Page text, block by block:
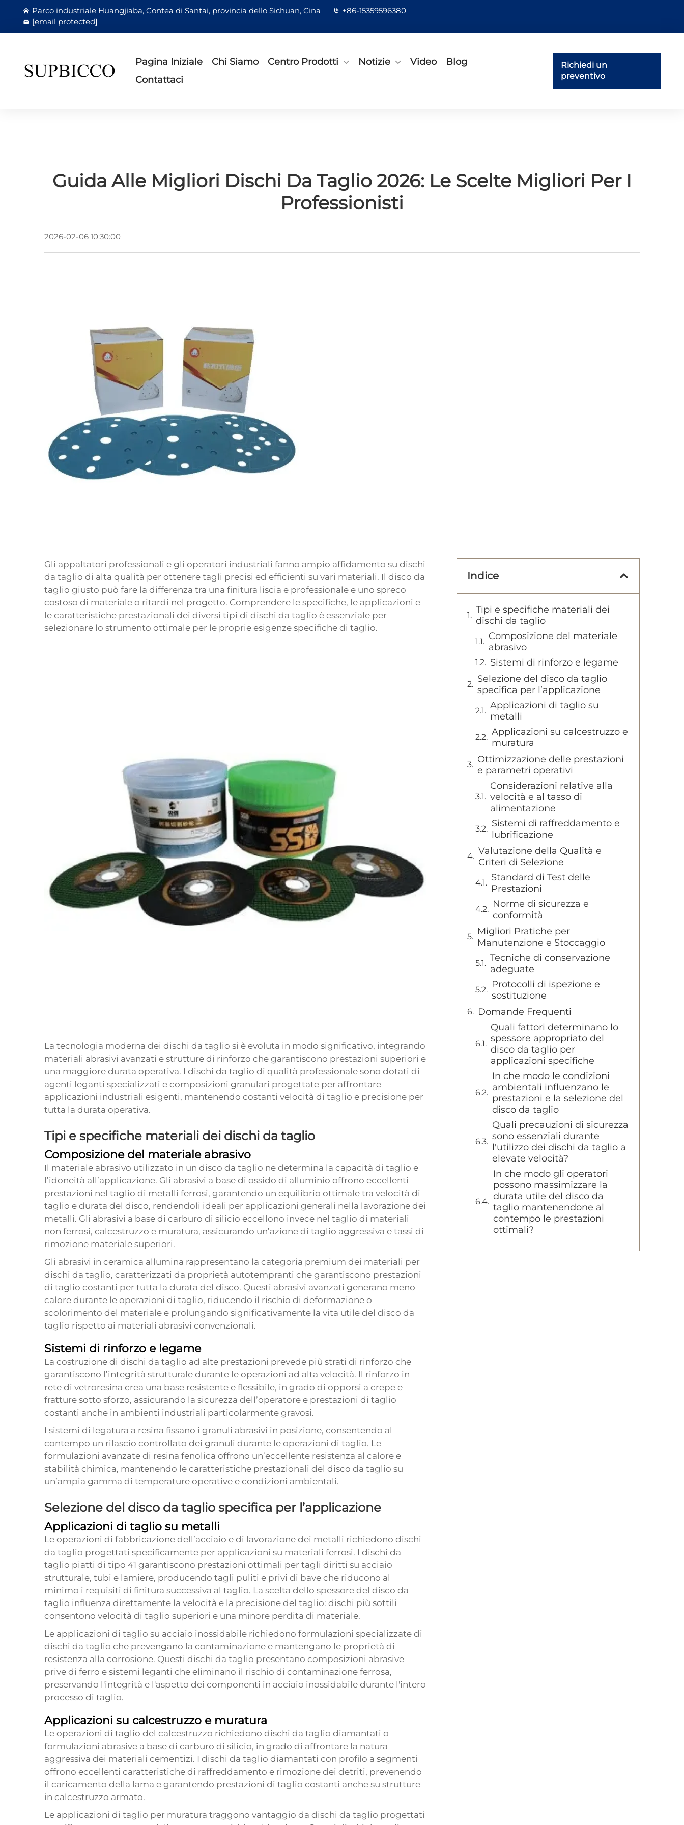
Parco industriale Huangjiaba, Contea di Santai, provincia dello Sichuan, Cina
+86-15359596380
[email protected]
Pagina Iniziale Chi Siamo Centro Prodotti Notizie Video
Blog
Contattaci
Richiedi un
preventivo
Guida Alle Migliori Dischi Da Taglio 2026: Le Scelte Migliori Per I
Professionisti
2026-02-06 10:30:00
Gli appaltatori professionali e gli operatori industriali fanno ampio affidamento su dischi
da taglio di alta qualità per ottenere tagli precisi ed efficienti su vari materiali. Il disco da
taglio giusto può fare la differenza tra una finitura liscia e professionale e uno spreco
costoso di materiale o ritardi nel progetto. Comprendere le specifiche, le applicazioni e
le caratteristiche prestazionali dei diversi tipi di dischi da taglio è essenziale per
selezionare lo strumento ottimale per le proprie esigenze specifiche di taglio.
La tecnologia moderna dei dischi da taglio si è evoluta in modo significativo, integrando
materiali abrasivi avanzati e strutture di rinforzo che garantiscono prestazioni superiori e
una maggiore durata operativa. I dischi da taglio di qualità professionale sono dotati di
agenti leganti specializzati e composizioni granulari progettate per affrontare
applicazioni industriali esigenti, mantenendo costanti velocità di taglio e precisione per
tutta la durata operativa.
Tipi e specifiche materiali dei dischi da taglio
Composizione del materiale abrasivo
Il materiale abrasivo utilizzato in un disco da taglio ne determina la capacità di taglio e
l’idoneità all’applicazione. Gli abrasivi a base di ossido di alluminio offrono eccellenti
prestazioni nel taglio di metalli ferrosi, garantendo un equilibrio ottimale tra velocità di
taglio e durata del disco, rendendoli ideali per applicazioni generali nella lavorazione dei
metalli. Gli abrasivi a base di carburo di silicio eccellono invece nel taglio di materiali
non ferrosi, calcestruzzo e muratura, assicurando un’azione di taglio aggressiva e tassi di
rimozione materiale superiori.
Gli abrasivi in ceramica allumina rappresentano la categoria premium dei materiali per
dischi da taglio, caratterizzati da proprietà autotempranti che garantiscono prestazioni
di taglio costanti per tutta la durata del disco. Questi abrasivi avanzati generano meno
calore durante le operazioni di taglio, riducendo il rischio di deformazione o
scolorimento del materiale e prolungando significativamente la vita utile del disco da
taglio rispetto ai materiali abrasivi convenzionali.
Sistemi di rinforzo e legame
La costruzione di dischi da taglio ad alte prestazioni prevede più strati di rinforzo che
garantiscono l’integrità strutturale durante le operazioni ad alta velocità. Il rinforzo in
rete di vetroresina crea una base resistente e flessibile, in grado di opporsi a crepe e
fratture sotto sforzo, assicurando la sicurezza dell’operatore e prestazioni di taglio
costanti anche in ambienti industriali particolarmente gravosi.
I sistemi di legatura a resina fissano i granuli abrasivi in posizione, consentendo al
contempo un rilascio controllato dei granuli durante le operazioni di taglio. Le
formulazioni avanzate di resina fenolica offrono un’eccellente resistenza al calore e
stabilità chimica, mantenendo le caratteristiche prestazionali del disco da taglio su
un’ampia gamma di temperature operative e condizioni ambientali.
Selezione del disco da taglio specifica per l’applicazione
Applicazioni di taglio su metalli
Le operazioni di fabbricazione dell’acciaio e di lavorazione dei metalli richiedono dischi
da taglio progettati specificamente per applicazioni su materiali ferrosi. I dischi da
taglio piatti di tipo 41 garantiscono prestazioni ottimali per tagli diritti su acciaio
strutturale, tubi e lamiere, producendo tagli puliti e privi di bave che riducono al
minimo i requisiti di finitura successiva al taglio. La scelta dello spessore del disco da
taglio influenza direttamente la velocità e la precisione del taglio: dischi più sottili
consentono velocità di taglio superiori e una minore perdita di materiale.
Le applicazioni di taglio su acciaio inossidabile richiedono formulazioni specializzate di
dischi da taglio che prevengano la contaminazione e mantengano le proprietà di
resistenza alla corrosione. Questi dischi da taglio presentano composizioni abrasive
prive di ferro e sistemi leganti che eliminano il rischio di contaminazione ferrosa,
preservando l'integrità e l'aspetto dei componenti in acciaio inossidabile durante l'intero
processo di taglio.
Applicazioni su calcestruzzo e muratura
Le operazioni di taglio del calcestruzzo richiedono dischi da taglio diamantati o
formulazioni abrasive a base di carburo di silicio, in grado di affrontare la natura
aggressiva dei materiali cementizi. I dischi da taglio diamantati con profilo a segmenti
offrono eccellenti caratteristiche di raffreddamento e rimozione dei detriti, prevenendo
il caricamento della lama e garantendo prestazioni di taglio costanti anche su strutture
in calcestruzzo armato.
Le applicazioni di taglio per muratura traggono vantaggio da dischi da taglio progettati
Indice
Tipi e specifiche materiali dei
dischi da taglio
Composizione del materiale
abrasivo
Sistemi di rinforzo e legame
Selezione del disco da taglio
specifica per l’applicazione
Applicazioni di taglio su
metalli
Applicazioni su calcestruzzo e
muratura
Ottimizzazione delle prestazioni
e parametri operativi
Considerazioni relative alla
velocità e al tasso di
alimentazione
Sistemi di raffreddamento e
lubrificazione
Valutazione della Qualità e
Criteri di Selezione
Standard di Test delle
Prestazioni
Norme di sicurezza e
conformità
Migliori Pratiche per
Manutenzione e Stoccaggio
Tecniche di conservazione
adeguate
Protocolli di ispezione e
sostituzione
Domande Frequenti
Quali fattori determinano lo
spessore appropriato del
disco da taglio per
applicazioni specifiche
In che modo le condizioni
ambientali influenzano le
prestazioni e la selezione del
disco da taglio
Quali precauzioni di sicurezza
sono essenziali durante
l'utilizzo dei dischi da taglio a
elevate velocità?
In che modo gli operatori
possono massimizzare la
durata utile del disco da
taglio mantenendone al
contempo le prestazioni
ottimali?